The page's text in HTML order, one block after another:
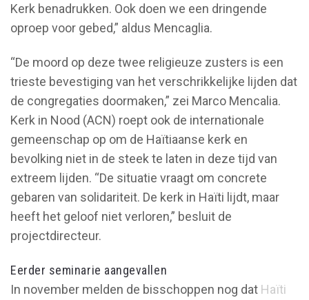
Kerk benadrukken. Ook doen we een dringende
oproep voor gebed,” aldus Mencaglia.
“De moord op deze twee religieuze zusters is een
trieste bevestiging van het verschrikkelijke lijden dat
de congregaties doormaken,” zei Marco Mencalia.
Kerk in Nood (ACN) roept ook de internationale
gemeenschap op om de Haïtiaanse kerk en
bevolking niet in de steek te laten in deze tijd van
extreem lijden. “De situatie vraagt om concrete
gebaren van solidariteit. De kerk in Haïti lijdt, maar
heeft het geloof niet verloren,” besluit de
projectdirecteur.
Eerder seminarie aangevallen
In november melden de bisschoppen nog dat Haïti